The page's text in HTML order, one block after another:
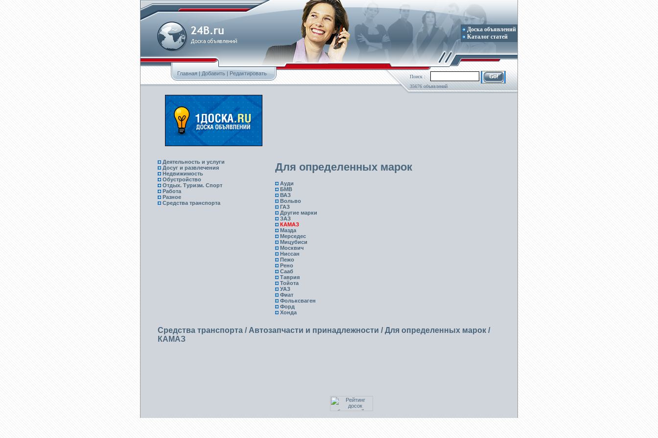
Доска объявлений
Каталог статей
Главная|Добавить | Редактировать
Поиск :
35676 объявлений
Деятельность и услуги
Досуг и развлечения
Недвижимость
Обустройство
Отдых. Туризм. Спорт
Работа
Разное
Средства транспорта
Для определенных марок
Ауди
БМВ
ВАЗ
Вольво
ГАЗ
Другие марки
ЗАЗ
КАМАЗ
Мазда
Мерседес
Мицубиси
Москвич
Ниссан
Пежо
Рено
Сааб
Таврия
Тойота
УАЗ
Фиат
Фольксваген
Форд
Хонда
Средства транспорта / Автозапчасти и принадлежности / Для определенных марок /
КАМАЗ